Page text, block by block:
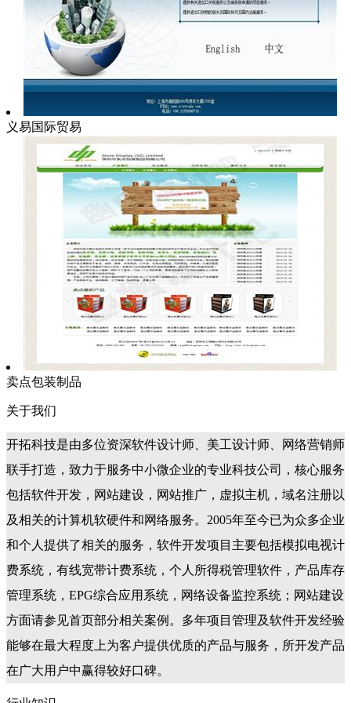
义易国际贸易
卖点包装制品
关于我们
开拓科技是由多位资深软件设计师、美工设计师、网络营销师
联手打造，致力于服务中小微企业的专业科技公司，核心服务
包括软件开发，网站建设，网站推广，虚拟主机，域名注册以
及相关的计算机软硬件和网络服务。2005年至今已为众多企业
和个人提供了相关的服务，软件开发项目主要包括模拟电视计
费系统，有线宽带计费系统，个人所得税管理软件，产品库存
管理系统，EPG综合应用系统，网络设备监控系统；网站建设
方面请参见首页部分相关案例。多年项目管理及软件开发经验
能够在最大程度上为客户提供优质的产品与服务，所开发产品
在广大用户中赢得较好口碑。